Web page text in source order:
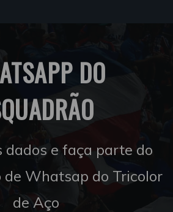
DO
dados e faça parte do
de Whatsap do Tricolor
de Aço